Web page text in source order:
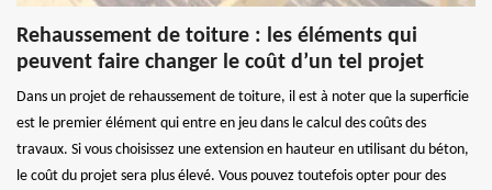
Rehaussement de toiture : les éléments qui
peuvent faire changer le coût d’un tel projet
Dans un projet de rehaussement de toiture, il est à noter que la superficie
est le premier élément qui entre en jeu dans le calcul des coûts des
travaux. Si vous choisissez une extension en hauteur en utilisant du béton,
le coût du projet sera plus élevé. Vous pouvez toutefois opter pour des